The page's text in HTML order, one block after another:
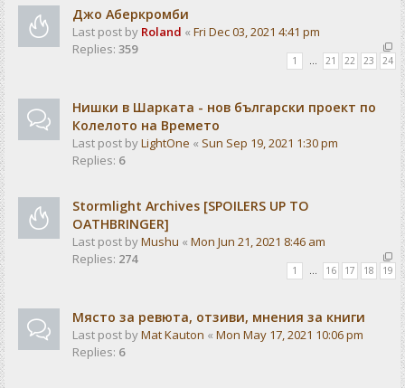
Джо Аберкромби
Last post by Roland « Fri Dec 03, 2021 4:41 pm
Replies: 359
1 … 21 22 23 24
Нишки в Шарката - нов български проект по
Колелото на Времето
Last post byLightOne « Sun Sep 19, 2021 1:30 pm
Replies: 6
Stormlight Archives [SPOILERS UP TO
OATHBRINGER]
Last post byMushu « Mon Jun 21, 2021 8:46 am
Replies: 274
1 … 16 17 18 19
Място за ревюта, отзиви, мнения за книги
Last post byMat Kauton « Mon May 17, 2021 10:06 pm
Replies: 6